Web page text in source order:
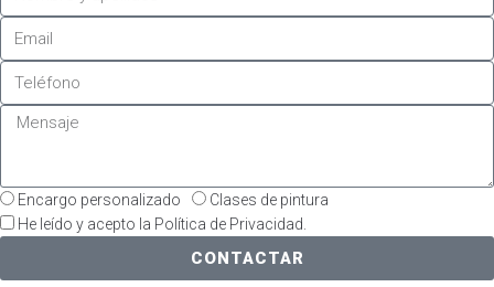
Encargo personalizado
Clases de pintura
He leído y acepto la Política de Privacidad.
CONTACTAR